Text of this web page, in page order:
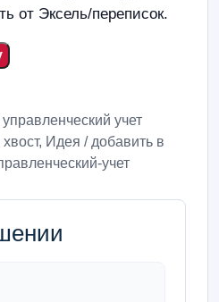
от Эксель/переписок.
учет
, Идея / добавить в
учет